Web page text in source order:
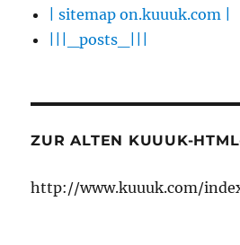
| sitemap on.kuuuk.com |
|||_posts_|||
ZUR ALTEN KUUUK-
http://www.kuuuk.com/